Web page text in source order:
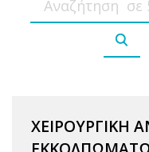
ΧΕΙΡΟΥΡΓΙΚΗ